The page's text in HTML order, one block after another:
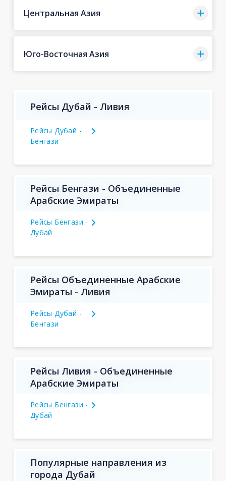
Центральная Азия
Юго-Восточная Азия
Рейсы Дубай - Ливия
Рейсы Дубай -
Бенгази
Рейсы Бенгази - Объединенные
Арабские Эмираты
Рейсы Бенгази -
Дубай
Рейсы Объединенные Арабские
Эмираты - Ливия
Рейсы Дубай -
Бенгази
Рейсы Ливия - Объединенные
Арабские Эмираты
Рейсы Бенгази -
Дубай
Популярные направления из
города Дубай